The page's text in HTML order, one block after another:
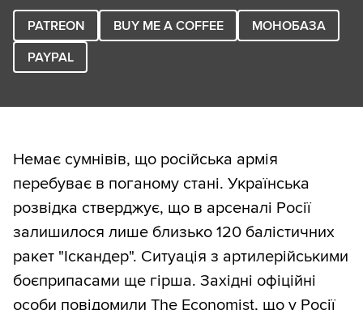
PATREON BUY ME A COFFEE
МОНОБАЗА
PAYPAL
Немає сумнівів, що російська армія
перебуває в поганому стані. Українська
розвідка стверджує, що в арсеналі Росії
залишилося лише близько 120 балістичних
ракет "Іскандер". Ситуація з артилерійськими
боєприпасами ще гірша. Західні офіційні
особи повідомили The Economist, що у Росії